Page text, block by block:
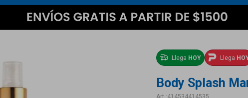
Llega HOY Llega
Body Splash
414534414535